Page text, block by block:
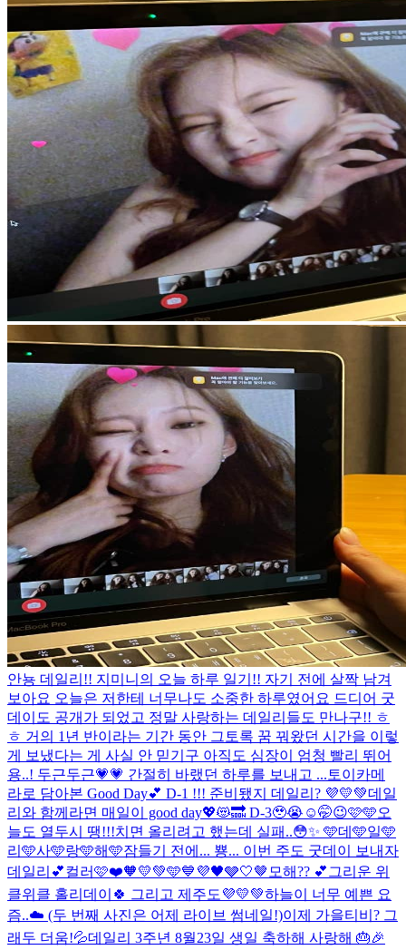
안뇽 데일리!! 지미니의 오늘 하루 일기!! 자기 전에 살짝 남겨
보아요 오늘은 저한테 너무나도 소중한 하루였어요 드디어 굿
데이도 공개가 되었고 정말 사랑하는 데일리들도 만나구!! ㅎ
ㅎ 거의 1년 반이라는 기간 동안 그토록 꿈 꿔왔던 시간을 이렇
게 보냈다는 게 사실 안 믿기구 아직도 심장이 엄청 빨리 뛰어
용..! 두근두근💗💗 간절히 바랬던 하루를 보내고 ... 토이카메
라로 담아본 Good Day💕 D-1 !!! 준비됐지 데일리? 💜💛💚데일
리와 함께라면 매일이 good day💖😻🔜 D-3🥹😭☺️🤭😉🩷🩵오
늘도 열두시 땡!!!치면 올리려고 했는데 실패..😳✨ 🩵데🩵일🩵
리🩵사🩵랑🩵해🩵잠들기 전에... 뿅... 이번 주도 굿데이 보내자
데일리💕컬러🩷❤️🧡💛💚🩵💙💜🖤🩶🤍🤎 모해?? 💕 그리운 위
클위클 홀리데이🍀 그리고 제주도💜💛💚하늘이 너무 예쁜 요
즘..☁️ (두 번째 사진은 어제 라이브 썸네일!)이제 가을티비? 그
래두 더움!💦데일리 3주년 8월23일 생일 축하해 사랑해 🎂🎉